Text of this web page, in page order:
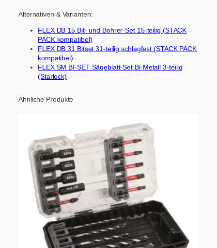
Alternativen & Varianten:
FLEX DB 15 Bit- und Bohrer-Set 15-teilig (STACK
PACK kompatibel)
FLEX DB 31 Bitset 31-teilig schlagfest (STACK PACK
kompatibel)
FLEX SM BI-SET Sägeblatt-Set Bi-Metall 3-teilig
(Starlock)
Ähnliche Produkte